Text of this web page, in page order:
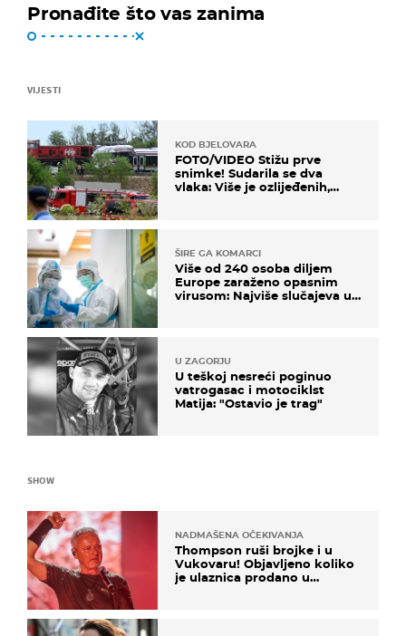
Pronađite što vas zanima
VIJESTI
KOD BJELOVARA
FOTO/VIDEO Stižu prve
snimke! Sudarila se dva
vlaka: Više je ozlijeđenih,
ŠIRE GA KOMARCI
Više od 240 osoba diljem
Europe zaraženo opasnim
virusom: Najviše slučajeva u
U ZAGORJU
U teškoj nesreći poginuo
vatrogasac i motociklst
Matija: "Ostavio je trag"
SHOW
NADMAŠENA OČEKIVANJA
Thompson ruši brojke i u
Vukovaru! Objavljeno koliko
je ulaznica prodano u